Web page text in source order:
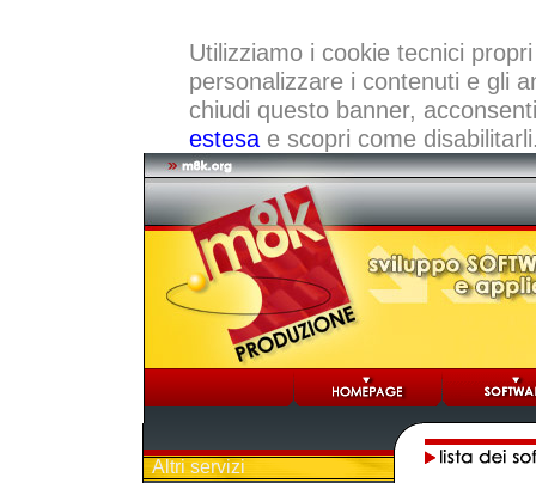
Utilizziamo i cookie tecnici
personalizzare i contenuti e gli
chiudi questo banner,
estesae scopri come
Altri servizi